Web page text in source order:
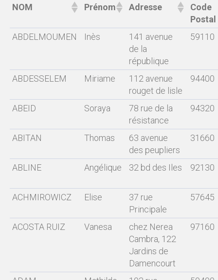
NOM Prénom Adresse
Code
Postal
ABDELMOUMEN
Inès
141 avenue
de la
république
59110
ABDESSELEM Miriame
112 avenue
rouget de lisle
94400
ABEID Soraya
78 rue de la
résistance
94320
ABITAN Thomas
63 avenue
des peupliers
31660
ABLINE Angélique 32 bd des Iles 92130
ACHMIROWICZ Elise
37 rue
Principale
57645
ACOSTA RUIZ Vanesa
chez Nerea
Cambra, 122
Jardins de
Damencourt
97160